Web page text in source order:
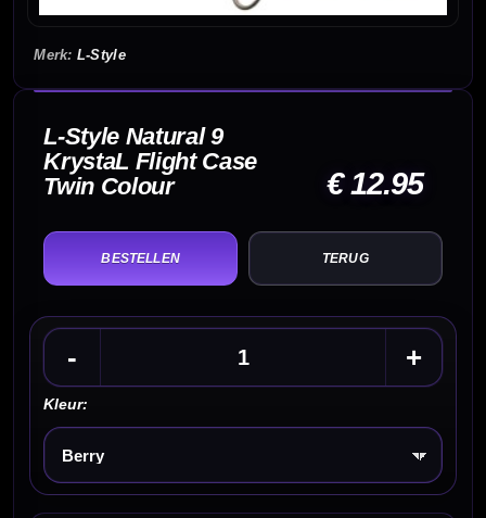
L-Style
L-Style Natural 9
KrystaL Flight Case
Twin Colour
€ 12.95
TERUG
- +
Kleur:
Kies een optie